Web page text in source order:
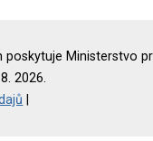
Ministerstvo
2026.